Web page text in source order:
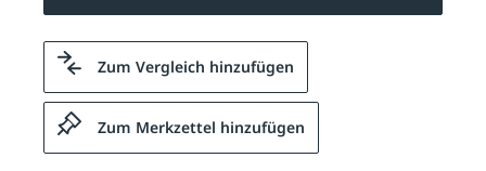
Zum Vergleich hinzufügen
Zum Merkzettel hinzufügen